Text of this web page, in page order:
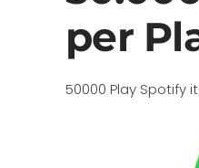
per
50000 Play Spotify